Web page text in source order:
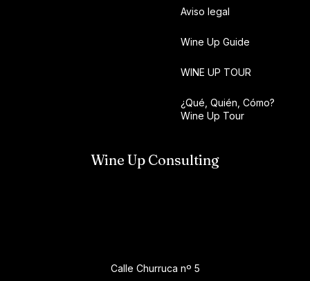
Aviso legal
Wine Up Guide
WINE UP TOUR
¿Qué, Quién, Cómo?
Wine Up Tour
Wine Up Consulting
Calle Churruca nº 5